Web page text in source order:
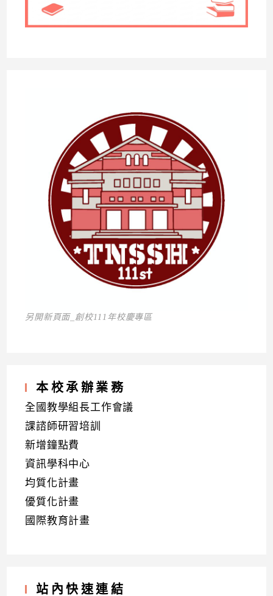
另開新頁面_創校111年校慶專區
本校承辦業務
全國教學組長工作會議
課諮師研習培訓
新增鐘點費
資訊學科中心
均質化計畫
優質化計畫
國際教育計畫
站內快速連結